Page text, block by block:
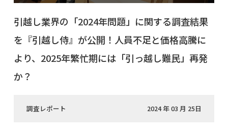
引越し業界の「2024年問題」に関する調査結果
を『引越し侍』が公開！人員不足と価格高騰に
より、2025年繁忙期には「引っ越し難民」再発
か？
調査レポート 2024 年 03 月 25日